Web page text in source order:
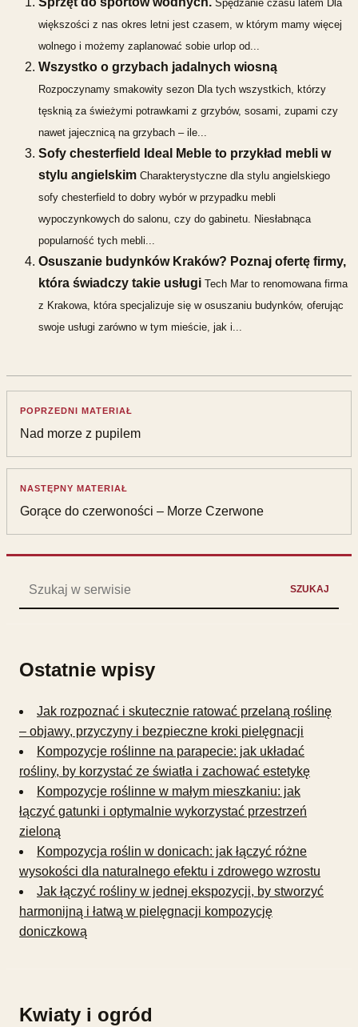
Spędzanie czasu latem Dla
większości z nas okres letni jest czasem, w którym mamy więcej
wolnego i możemy zaplanować sobie urlop od...
Wszystko o grzybach jadalnych wiosną
Rozpoczynamy smakowity sezon Dla tych wszystkich, którzy
tęsknią za świeżymi potrawkami z grzybów, sosami, zupami czy
nawet jajecznicą na grzybach – ile...
Sofy chesterfield Ideal Meble to przykład mebli w
stylu angielskim Charakterystyczne dla stylu angielskiego
sofy chesterfield to dobry wybór w przypadku mebli
wypoczynkowych do salonu, czy do gabinetu. Niesłabnąca
popularność tych mebli...
Osuszanie budynków Kraków? Poznaj ofertę firmy,
która świadczy takie usługi Tech Mar to renomowana firma
z Krakowa, która specjalizuje się w osuszaniu budynków, oferując
swoje usługi zarówno w tym mieście, jak i...
POPRZEDNI MATERIAŁ
Nad morze z pupilem
NASTĘPNY MATERIAŁ
Gorące do czerwoności – Morze Czerwone
SZUKAJ
Ostatnie wpisy
Jak rozpoznać i skutecznie ratować przelaną roślinę
– objawy, przyczyny i bezpieczne kroki pielęgnacji
Kompozycje roślinne na parapecie: jak układać
rośliny, by korzystać ze światła i zachować estetykę
Kompozycje roślinne w małym mieszkaniu: jak
łączyć gatunki i optymalnie wykorzystać przestrzeń
zieloną
Kompozycja roślin w donicach: jak łączyć różne
wysokości dla naturalnego efektu i zdrowego wzrostu
Jak łączyć rośliny w jednej ekspozycji, by stworzyć
harmonijną i łatwą w pielęgnacji kompozycję
doniczkową
Kwiaty i ogród